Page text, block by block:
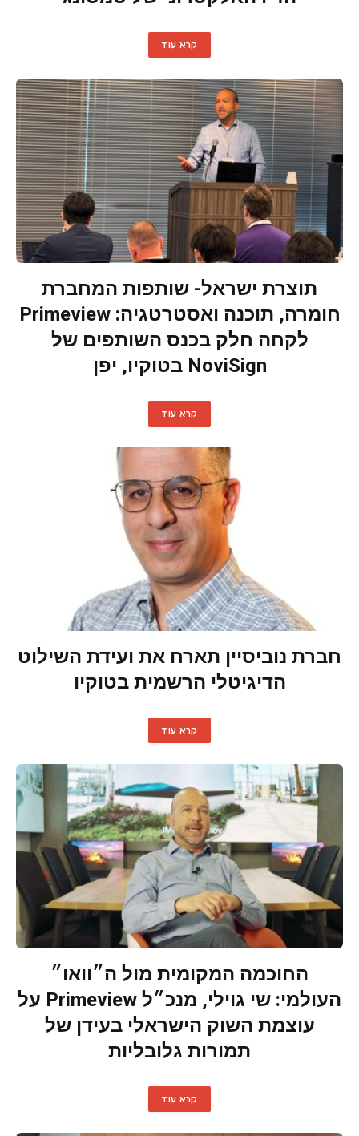
קרא עוד
תוצרת ישראל- שותפות המחברת
חומרה, תוכנה ואסטרטגיה: Primeview
לקחה חלק בכנס השותפים של
NoviSign בטוקיו, יפן
קרא עוד
חברת נוביסיין תארח את ועידת השילוט
הדיגיטלי הרשמית בטוקיו
קרא עוד
החוכמה המקומית מול ה״וואו״
העולמי: שי גוילי, מנכ״ל Primeview על
עוצמת השוק הישראלי בעידן של
תמורות גלובליות
קרא עוד